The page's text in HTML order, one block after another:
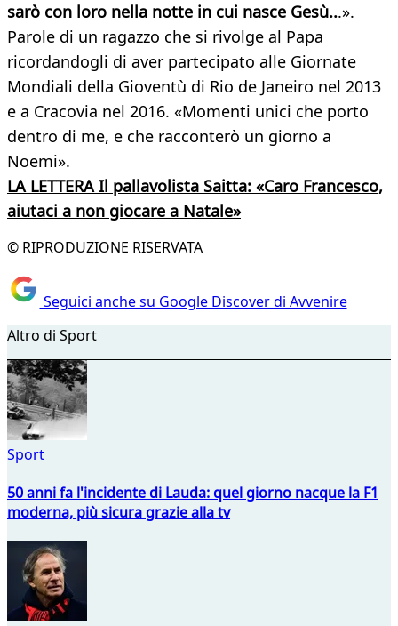
sarò con loro nella notte in cui nasce Gesù...».
Parole di un ragazzo che si rivolge al Papa
ricordandogli di aver partecipato alle Giornate
Mondiali della Gioventù di Rio de Janeiro nel 2013
e a Cracovia nel 2016. «Momenti unici che porto
dentro di me, e che racconterò un giorno a
Noemi».
LA LETTERA Il pallavolista Saitta: «Caro Francesco,
aiutaci a non giocare a Natale»
© RIPRODUZIONE RISERVATA
Seguici anche su Google Discover di Avvenire
Altro di Sport
Sport
50 anni fa l'incidente di Lauda: quel giorno nacque la F1
moderna, più sicura grazie alla tv